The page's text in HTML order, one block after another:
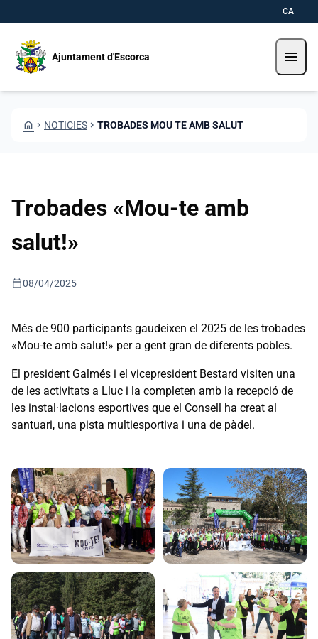
CA
Ajuntament d'Escorca menu
HOME CHEVRON_RIGHT NOTICIES CHEVRON_RIGHT TROBADES MOU TE AMB SALUT
Trobades «Mou-te amb
salut!»
calendar_today08/04/2025
Més de 900 participants gaudeixen el 2025 de les trobades
«Mou-te amb salut!» per a gent gran de diferents pobles.
El president Galmés i el vicepresident Bestard visiten una
de les activitats a Lluc i la completen amb la recepció de
les instal·lacions esportives que el Consell ha creat al
santuari, una pista multiesportiva i una de pàdel.